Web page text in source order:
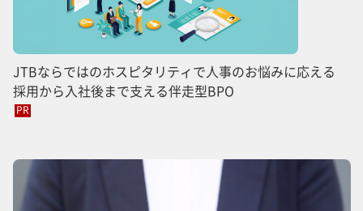
JTBならではのホスピタリティで人事のお悩みに応える
採用から入社後まで支える伴走型BPO
PR